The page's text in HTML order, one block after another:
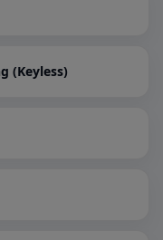
(Keyless)